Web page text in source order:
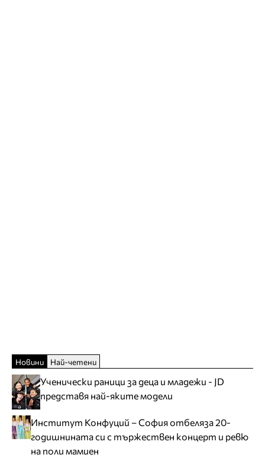
Новини Най-четени
Ученически раници за деца и младежи - JD
представя най-яките модели
Институт Конфуций – София отбеляза 20-
годишнината си с тържествен концерт и ревю
на поли мамиен